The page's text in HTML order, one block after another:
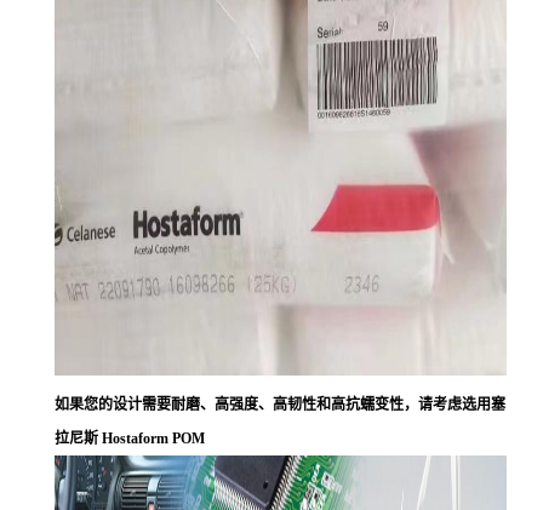
如果您的设计需要耐磨、高强度、高韧性和高抗蠕变性，请考虑选用塞
拉尼斯 Hostaform POM